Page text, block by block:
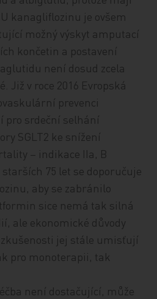
kanagliflozinu je ovšem
možný výskyt amputací
končetin a postavení
není dosud zcela
Již v roce 2016 Evropská
prevenci
pro srdeční selhání
SGLT2 ke snížení
– indikace IIa, B
75 let se doporučuje
aby se zabránilo
sice nemá tak silná
ale ekonomické důvody
jej stále umisťují
pro monoterapii, tak
není dostačující, může